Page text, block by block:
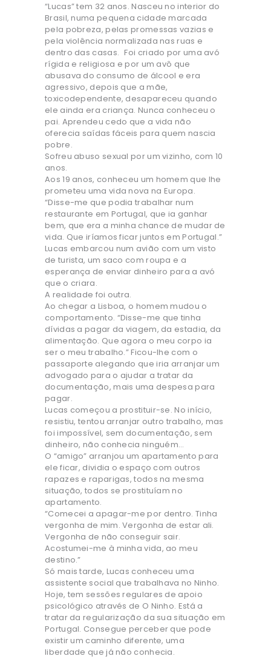
“Lucas” tem 32 anos. Nasceu no interior do
Brasil, numa pequena cidade marcada
pela pobreza, pelas promessas vazias e
pela violência normalizada nas ruas e
dentro das casas. Foi criado por uma avó
rígida e religiosa e por um avô que
abusava do consumo de álcool e era
agressivo, depois que a mãe,
toxicodependente, desapareceu quando
ele ainda era criança. Nunca conheceu o
pai. Aprendeu cedo que a vida não
oferecia saídas fáceis para quem nascia
pobre.
Sofreu abuso sexual por um vizinho, com 10
anos.
Aos 19 anos, conheceu um homem que lhe
prometeu uma vida nova na Europa.
“Disse-me que podia trabalhar num
restaurante em Portugal, que ia ganhar
bem, que era a minha chance de mudar de
vida. Que iríamos ficar juntos em Portugal.”
Lucas embarcou num avião com um visto
de turista, um saco com roupa e a
esperança de enviar dinheiro para a avó
que o criara.
A realidade foi outra.
Ao chegar a Lisboa, o homem mudou o
comportamento. “Disse-me que tinha
dívidas a pagar da viagem, da estadia, da
alimentação. Que agora o meu corpo ia
ser o meu trabalho.” Ficou-lhe com o
passaporte alegando que iria arranjar um
advogado para o ajudar a tratar da
documentação, mais uma despesa para
pagar.
Lucas começou a prostituir-se. No início,
resistiu, tentou arranjar outro trabalho, mas
foi impossível, sem documentação, sem
dinheiro, não conhecia ninguém…
O “amigo” arranjou um apartamento para
ele ficar, dividia o espaço com outros
rapazes e raparigas, todos na mesma
situação, todos se prostituíam no
apartamento.
“Comecei a apagar-me por dentro. Tinha
vergonha de mim. Vergonha de estar ali.
Vergonha de não conseguir sair.
Acostumei-me à minha vida, ao meu
destino.”
Só mais tarde, Lucas conheceu uma
assistente social que trabalhava no Ninho.
Hoje, tem sessões regulares de apoio
psicológico através de O Ninho. Está a
tratar da regularização da sua situação em
Portugal. Consegue perceber que pode
existir um caminho diferente, uma
liberdade que já não conhecia.